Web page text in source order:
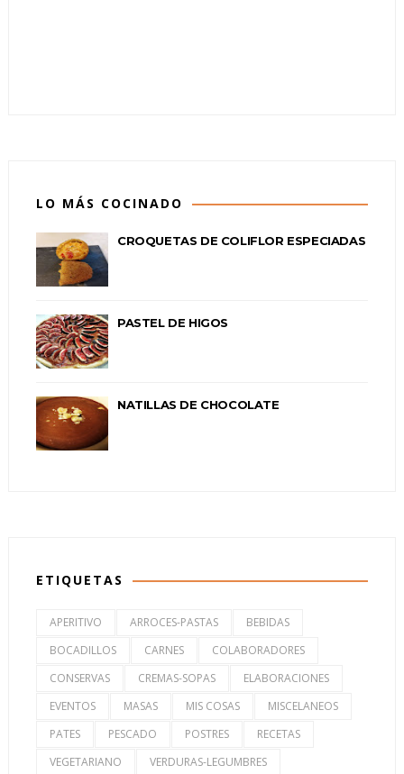
LO MÁS COCINADO
CROQUETAS DE COLIFLOR ESPECIADAS
PASTEL DE HIGOS
NATILLAS DE CHOCOLATE
ETIQUETAS
APERITIVO ARROCES-PASTAS
BEBIDAS
BOCADILLOS
CARNES
COLABORADORES
CONSERVAS
CREMAS-SOPAS
ELABORACIONES
EVENTOS
MASAS MIS COSAS
MISCELANEOS
PATES
PESCADO POSTRES
RECETAS
VEGETARIANO
VERDURAS-LEGUMBRES